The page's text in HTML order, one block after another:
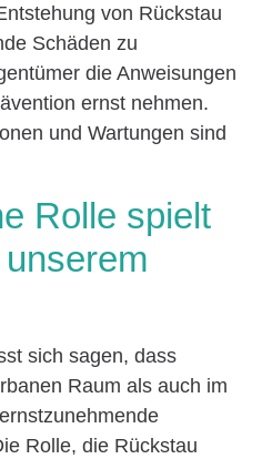
von Rückstau
Schäden zu
die Anweisungen
ernst nehmen.
und Wartungen sind
Rolle spielt
sich sagen, dass
Raum als auch im
Rolle, die Rückstau